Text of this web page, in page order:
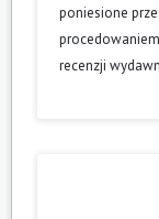
poniesione
recenzji